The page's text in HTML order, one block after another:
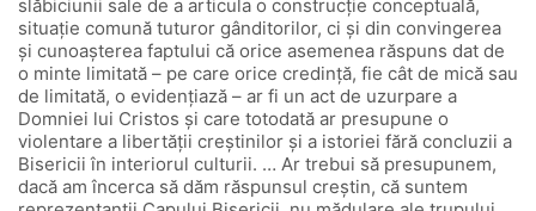
slăbiciunii sale de a articula o construcție conceptuală,
situație comună tuturor gânditorilor, ci și din convingerea
și cunoașterea faptului că orice asemenea răspuns dat de
o minte limitată – pe care orice credință, fie cât de mică sau
de limitată, o evidențiază – ar fi un act de uzurpare a
Domniei lui Cristos și care totodată ar presupune o
violentare a libertății creștinilor și a istoriei fără concluzii a
Bisericii în interiorul culturii. … Ar trebui să presupunem,
dacă am încerca să dăm răspunsul creștin, că suntem